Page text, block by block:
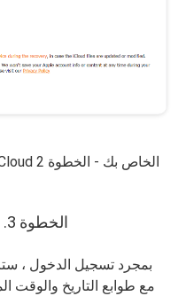
قم بتسجيل الدخول إلى حساب iCloud الخاص بك - الخطوة 2
الخطوة 3. اختر النسخة الاحتياطية الأخيرة
بمجرد تسجيل الدخول ،
مع طوابع التاريخ والوقت